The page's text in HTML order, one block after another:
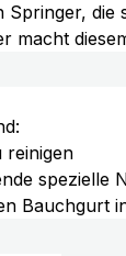
die
macht
spezielle
Bauchgurt